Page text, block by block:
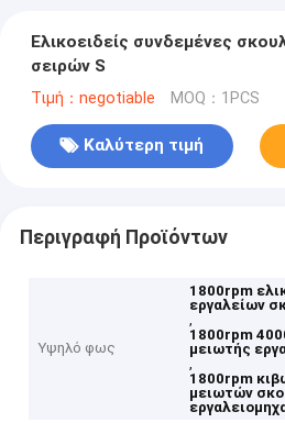
Ελικοειδείς συνδεμένες
σειρών S
Τιμή：negotiable MOQ：1PCS
Καλύτερη τιμή
Περιγραφή Προϊόντων
Υψηλό φως
1800rpm
εργαλείων
,
1800rpm
μειωτής
,
1800rpm
μειωτών